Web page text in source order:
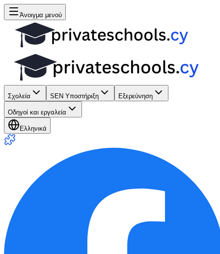
Άνοιγμα μενού
Σχολεία SEN Υποστήριξη Εξερεύνηση
Οδηγοί και εργαλεία
Ελληνικά